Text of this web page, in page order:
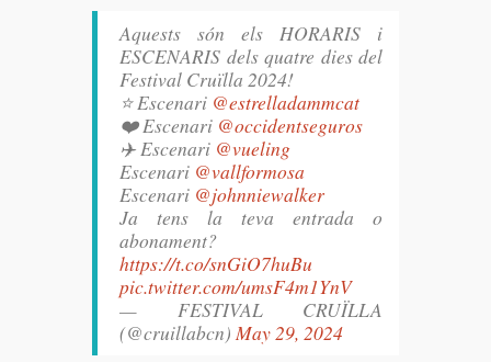
Aquests són els HORARIS i
ESCENARIS dels quatre dies del
Festival Cruïlla 2024! ️
⭐ Escenari @estrelladammcat
❤️‍ Escenari @occidentseguros
✈️ Escenari @vueling
Escenari @vallformosa
Escenari @johnniewalker
Ja tens la teva entrada o
abonament? ️
https://t.co/snGiO7huBu
pic.twitter.com/umsF4m1YnV
— FESTIVAL CRUÏLLA
(@cruillabcn) May 29, 2024